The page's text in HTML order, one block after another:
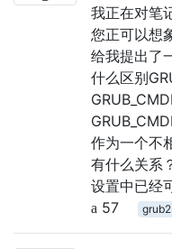
我正在对笔
您正可以想
给我提出了
什么区别
作为一个不
有什么关系
设置中已经
57
grub2